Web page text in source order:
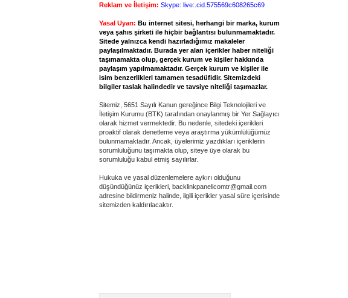
Reklam ve İletişim: Skype: live:.cid.575569c608265c69
Yasal Uyarı: Bu internet sitesi, herhangi bir marka, kurum
veya şahıs şirketi ile hiçbir bağlantısı bulunmamaktadır.
Sitede yalnızca kendi hazırladığımız makaleler
paylaşılmaktadır. Burada yer alan içerikler haber niteliği
taşımamakta olup, gerçek kurum ve kişiler hakkında
paylaşım yapılmamaktadır. Gerçek kurum ve kişiler ile
isim benzerlikleri tamamen tesadüfidir. Sitemizdeki
bilgiler taslak halindedir ve tavsiye niteliği taşımazlar.
Sitemiz, 5651 Sayılı Kanun gereğince Bilgi Teknolojileri ve
İletişim Kurumu (BTK) tarafından onaylanmış bir Yer Sağlayıcı
olarak hizmet vermektedir. Bu nedenle, sitedeki içerikleri
proaktif olarak denetleme veya araştırma yükümlülüğümüz
bulunmamaktadır. Ancak, üyelerimiz yazdıkları içeriklerin
sorumluluğunu taşımakta olup, siteye üye olarak bu
sorumluluğu kabul etmiş sayılırlar.
Hukuka ve yasal düzenlemelere aykırı olduğunu
düşündüğünüz içerikleri, backlinkpanelicomtr@gmail.com
adresine bildirmeniz halinde, ilgili içerikler yasal süre içerisinde
sitemizden kaldırılacaktır.